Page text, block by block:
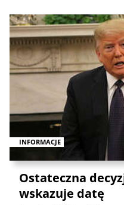
INFORMACJE
Ostateczna
wskazuje datę